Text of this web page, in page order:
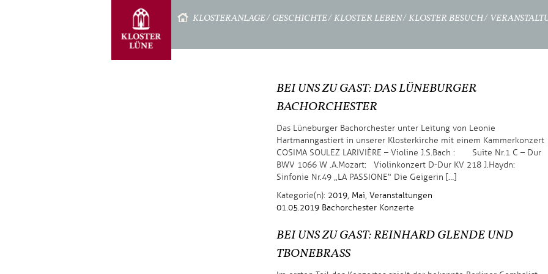
STARTSEITE KLOSTERANLAGE GESCHICHTE KLOSTER LEBEN KLOSTER BESUCH
BEI UNS ZU GAST: DAS LÜNEBURGER
BACHORCHESTER
Das Lüneburger Bachorchester unter Leitung von Leonie
Hartmann gastiert in unserer Klosterkirche mit einem Kammerkonzert
COSIMA SOULEZ LARIVIÈRE – Violine J.S.Bach : Suite Nr.1 C – Dur
BWV 1066 W .A.Mozart: Violinkonzert D-Dur KV 218 J.Haydn:
Sinfonie Nr.49 „LA PASSIONE“ Die Geigerin […]
Kategorie(n): 2019, Mai, Veranstaltungen
01.05.2019 Bachorchester Konzerte
BEI UNS ZU GAST: REINHARD GLENDE UND
TBONEBRASS